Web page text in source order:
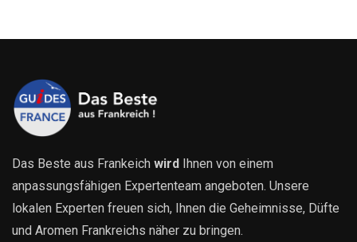
Das Beste aus Frankeich wird
Ihnen von einem
anpassungsfähigen Expertenteam angeboten. Unsere
lokalen Experten freuen sich, Ihnen die Geheimnisse, Düfte
und Aromen Frankreichs näher zu bringen.